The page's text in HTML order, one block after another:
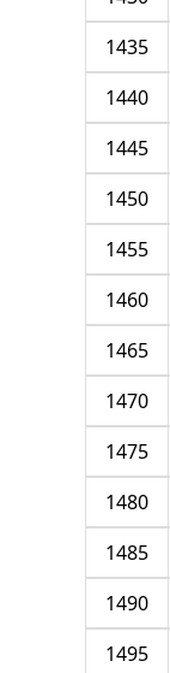
1435
1440
1445
1450
1455
1460
1465
1470
1475
1480
1485
1490
1495